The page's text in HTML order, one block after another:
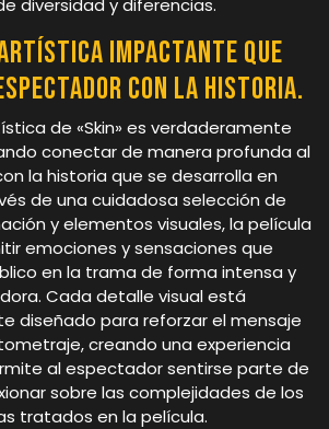
diversidad y diferencias.
impactante que
con la historia.
de «Skin» es verdaderamente
conectar de manera profunda al
la historia que se desarrolla en
de una cuidadosa selección de
y elementos visuales, la película
emociones y sensaciones que
en la trama de forma intensa y
Cada detalle visual está
diseñado para reforzar el mensaje
creando una experiencia
al espectador sentirse parte de
sobre las complejidades de los
tratados en la película.